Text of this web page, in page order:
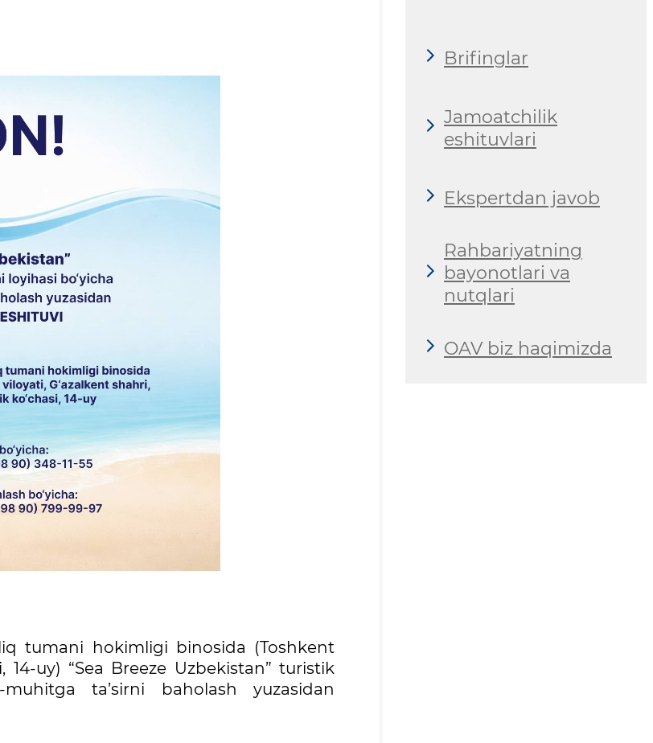
tumani hokimligi binosida (Toshkent
14-uy) “Sea Breeze Uzbekistan” turistik
ta’sirni baholash yuzasidan
Brifinglar
Jamoatchilik
eshituvlari
Ekspertdan javob
Rahbariyatning
bayonotlari va
nutqlari
OAV biz haqimizda